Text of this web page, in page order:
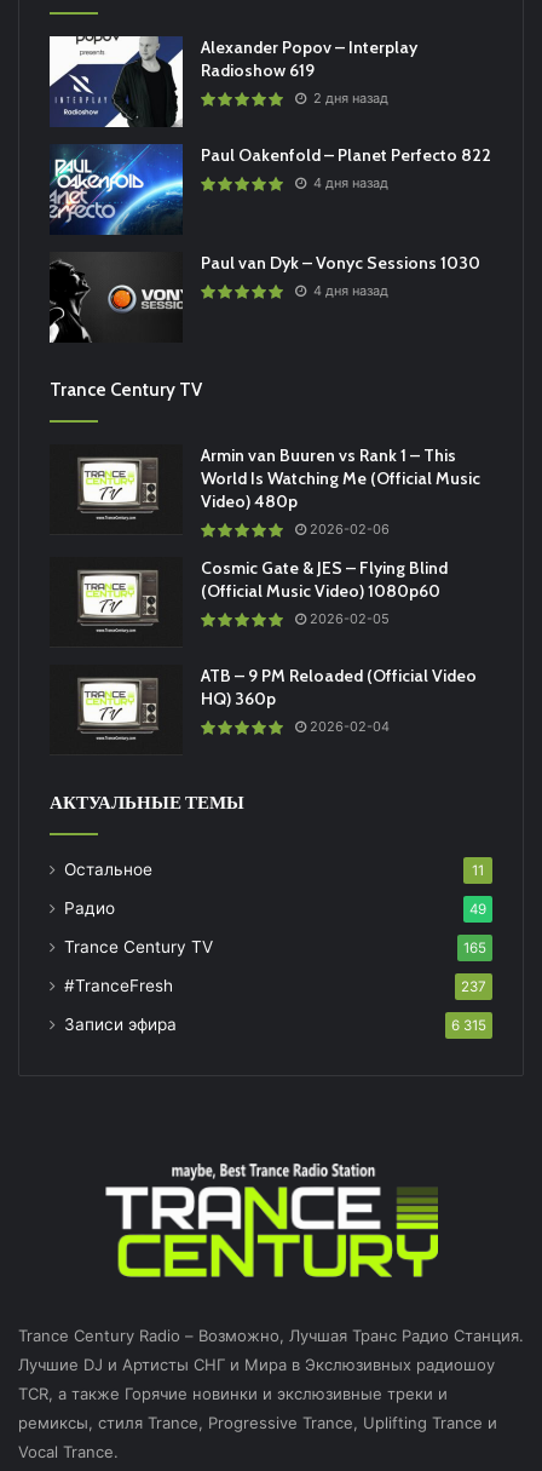
Alexander Popov – Interplay
Radioshow 619
2 дня назад
Paul Oakenfold – Planet Perfecto 822
4 дня назад
Paul van Dyk – Vonyc Sessions 1030
4 дня назад
Trance Century TV
Armin van Buuren vs Rank 1 – This
World Is Watching Me (Official Music
Video) 480p
2026-02-06
Cosmic Gate & JES – Flying Blind
(Official Music Video) 1080p60
2026-02-05
ATB – 9 PM Reloaded (Official Video
HQ) 360p
2026-02-04
АКТУАЛЬНЫЕ ТЕМЫ
Остальное 11
Радио 49
Trance Century TV 165
#TranceFresh 237
Записи эфира 6 315
Trance Century Radio – Возможно, Лучшая Транс Радио Станция.
Лучшие DJ и Артисты СНГ и Мира в Экслюзивных радиошоу
TCR, а также Горячие новинки и экслюзивные треки и
ремиксы, стиля Trance, Progressive Trance, Uplifting Trance и
Vocal Trance.